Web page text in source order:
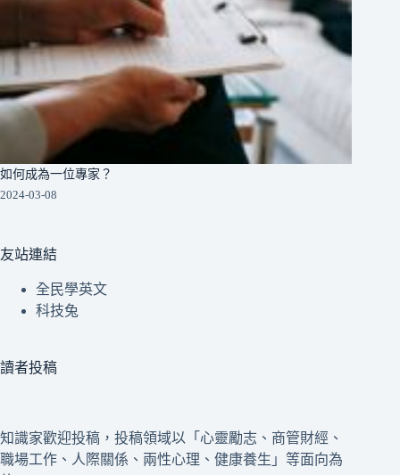
如何成為一位專家？
2024-03-08
友站連結
全民學英文
科技兔
讀者投稿
知識家歡迎投稿，投稿領域以「心靈勵志、商管財經、
職場工作、人際關係、兩性心理、健康養生」等面向為